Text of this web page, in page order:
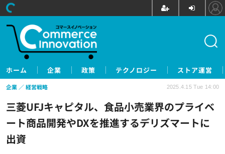
ホーム 企業 政策 テクノロジー ストア運営
三菱UFJキャピタル、食品小売業界のプライベ
ート商品開発やDXを推進するデリズマートに
出資
企業 経営戦略 2025.4.15 Tue 14:00